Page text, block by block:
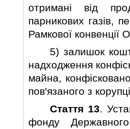
отриманi вiд
парникових газiв,
Рамкової конвенцiї
5) залишок
надходження
майна,
пов'язаного з
Стаття 13.
фонду